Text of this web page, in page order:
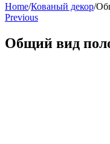
Home/Кованый декор/
Previous
Общий вид